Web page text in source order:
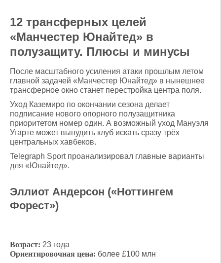
12 трансферных целей
«Манчестер Юнайтед» в
полузащиту. Плюсы и минусы
После масштабного усиления атаки прошлым летом
главной задачей «Манчестер Юнайтед» в нынешнее
трансферное окно станет перестройка центра поля.
Уход Каземиро по окончании сезона делает
подписание нового опорного полузащитника
приоритетом номер один. А возможный уход Мануэля
Угарте может вынудить клуб искать сразу трёх
центральных хавбеков.
Telegraph Sport проанализировал главные варианты
для «Юнайтед».
Эллиот Андерсон («Ноттингем
Форест»)
Возраст: 23 года
Ориентировочная цена: более £100 млн